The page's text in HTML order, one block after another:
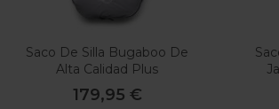
Saco De Silla Bugaboo De
Alta Calidad Plus
179,95 €